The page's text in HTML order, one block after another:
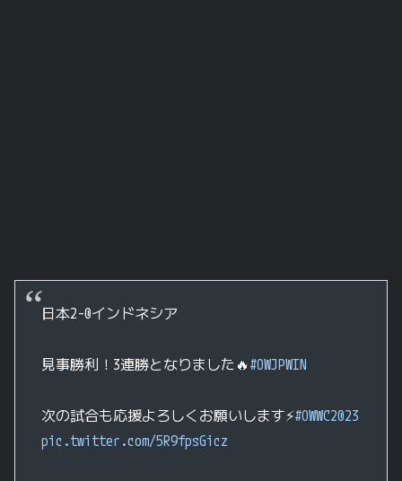
日本2-0インドネシア
見事勝利！3連勝となりました🔥 #OWJPWIN
次の試合も応援よろしくお願いします⚡️#OWWC2023
pic.twitter.com/5R9fpsGicz